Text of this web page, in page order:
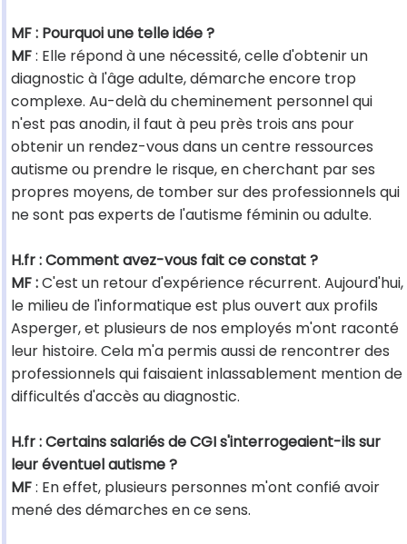
MF : Pourquoi une telle idée ?
MF: Elle répond à une nécessité, celle d'obtenir un
diagnostic à l'âge adulte, démarche encore trop
complexe. Au-delà du cheminement personnel qui
n'est pas anodin, il faut à peu près trois ans pour
obtenir un rendez-vous dans un centre ressources
autisme ou prendre le risque, en cherchant par ses
propres moyens, de tomber sur des professionnels qui
ne sont pas experts de l'autisme féminin ou adulte.
H.fr : Comment avez-vous fait ce constat ?
MF :C'est un retour d'expérience récurrent. Aujourd'hui,
le milieu de l'informatique est plus ouvert aux profils
Asperger, et plusieurs de nos employés m'ont raconté
leur histoire. Cela m'a permis aussi de rencontrer des
professionnels qui faisaient inlassablement mention de
difficultés d'accès au diagnostic.
H.fr : Certains salariés de CGI s'interrogeaient-ils sur
leur éventuel autisme ?
MF: En effet, plusieurs personnes m'ont confié avoir
mené des démarches en ce sens.